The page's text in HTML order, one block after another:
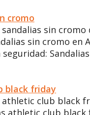
cromo
sin cromo
sin cromo en
black friday
athletic club black
athletic club black